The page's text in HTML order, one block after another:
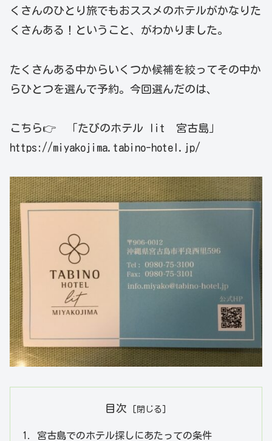
くさんのひとり旅でもおススメのホテルがかなりた
くさんある！ということ、がわかりました。
たくさんある中からいくつか候補を絞ってその中か
らひとつを選んで予約。今回選んだのは、
こちら👉 「たびのホテル lit 宮古島」
https://miyakojima.tabino-hotel.jp/
目次
宮古島でのホテル探しにあたっての条件